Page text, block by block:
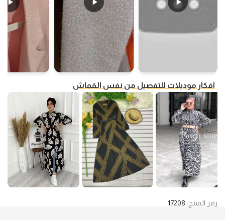
افكار موديلات للتفصيل من نفس القماش
رمز المنتج: 17208